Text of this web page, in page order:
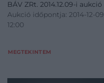
BÁV ZRt. 2014.12.09-i aukció
Aukció időpontja: 2014-12-09
12:00
MEGTEKINTEM